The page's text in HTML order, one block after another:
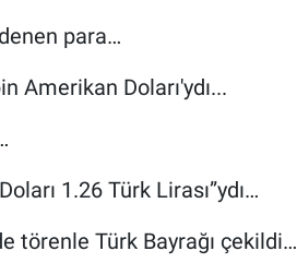
para…
Amerikan Doları'ydı...
1.26 Türk Lirası”ydı…
törenle Türk Bayrağı çekildi…